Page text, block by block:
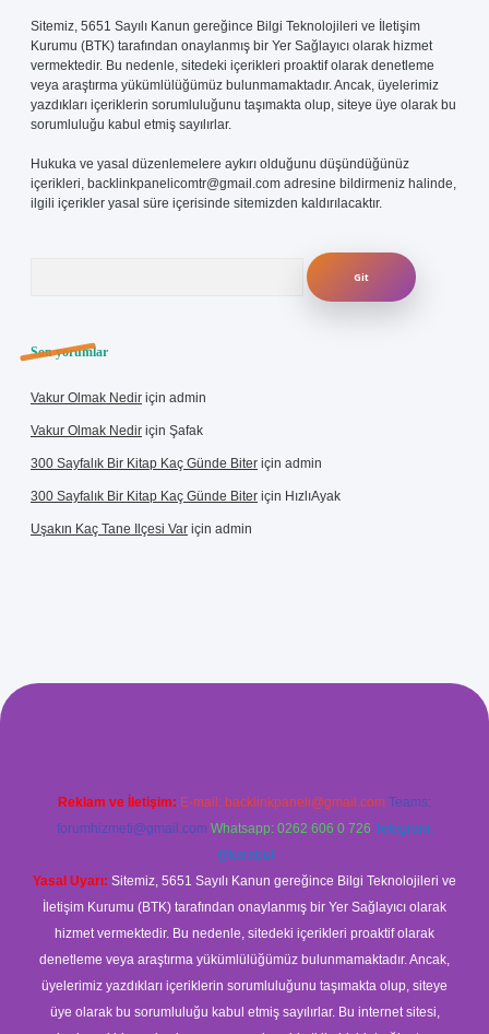
Sitemiz, 5651 Sayılı Kanun gereğince Bilgi Teknolojileri ve İletişim
Kurumu (BTK) tarafından onaylanmış bir Yer Sağlayıcı olarak hizmet
vermektedir. Bu nedenle, sitedeki içerikleri proaktif olarak denetleme
veya araştırma yükümlülüğümüz bulunmamaktadır. Ancak, üyelerimiz
yazdıkları içeriklerin sorumluluğunu taşımakta olup, siteye üye olarak bu
sorumluluğu kabul etmiş sayılırlar.
Hukuka ve yasal düzenlemelere aykırı olduğunu düşündüğünüz
içerikleri, backlinkpanelicomtr@gmail.com adresine bildirmeniz halinde,
ilgili içerikler yasal süre içerisinde sitemizden kaldırılacaktır.
Son yorumlar
Vakur Olmak Nedir için admin
Vakur Olmak Nedir için Şafak
300 Sayfalık Bir Kitap Kaç Günde Biter için admin
300 Sayfalık Bir Kitap Kaç Günde Biter için HızlıAyak
Uşakın Kaç Tane Ilçesi Var için admin
Reklam ve İletişim: E-mail: backlinkpaneli@gmail.com Teams:
forumhizmeti@gmail.com Whatsapp: 0262 606 0 726 Telegram:
@karabul
Yasal Uyarı: Sitemiz, 5651 Sayılı Kanun gereğince Bilgi Teknolojileri ve
İletişim Kurumu (BTK) tarafından onaylanmış bir Yer Sağlayıcı olarak
hizmet vermektedir. Bu nedenle, sitedeki içerikleri proaktif olarak
denetleme veya araştırma yükümlülüğümüz bulunmamaktadır. Ancak,
üyelerimiz yazdıkları içeriklerin sorumluluğunu taşımakta olup, siteye
üye olarak bu sorumluluğu kabul etmiş sayılırlar. Bu internet sitesi,